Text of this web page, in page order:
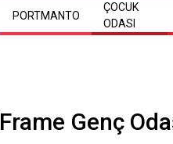
PORTMANTO
ÇOCUK
ODASI
Frame Genç